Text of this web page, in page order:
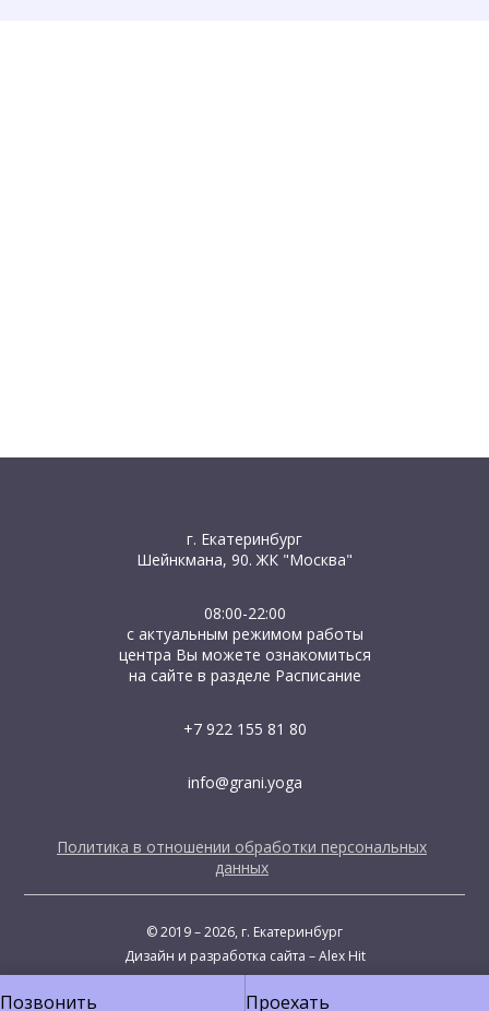
г. Екатеринбург
Шейнкмана, 90. ЖК "Москва"
+7 922 155 81 80
info@grani.yoga
08:00-22:00
с актуальным режимом работы
центра Вы можете ознакомиться
на сайте в разделе Расписание
Политика в отношении обработки персональных
данных
© 2019 – 2026, г. Екатеринбург
Дизайн и разработка сайта – Alex Hit
Позвонить Проехать